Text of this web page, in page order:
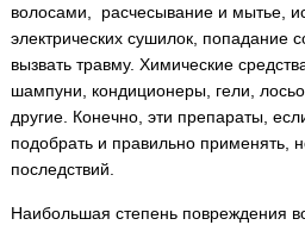
волосами, расчесывание и мытье,
электрических сушилок, попадание
вызвать травму. Химические
шампуни, кондиционеры, гели,
другие. Конечно, эти препараты,
подобрать и правильно применять,
последствий.
Наибольшая степень повреждения